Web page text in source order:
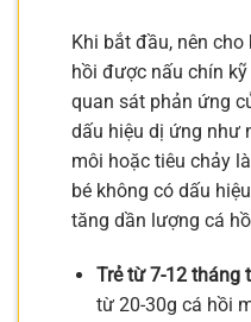
Khi bắt đầu, nên
hồi được nấu chín
quan sát phản ứng
dấu hiệu dị ứng như
môi hoặc tiêu chảy
bé không có dấu
tăng dần lượng cá
Trẻ từ 7-12 tháng
từ 20-30g cá hồi